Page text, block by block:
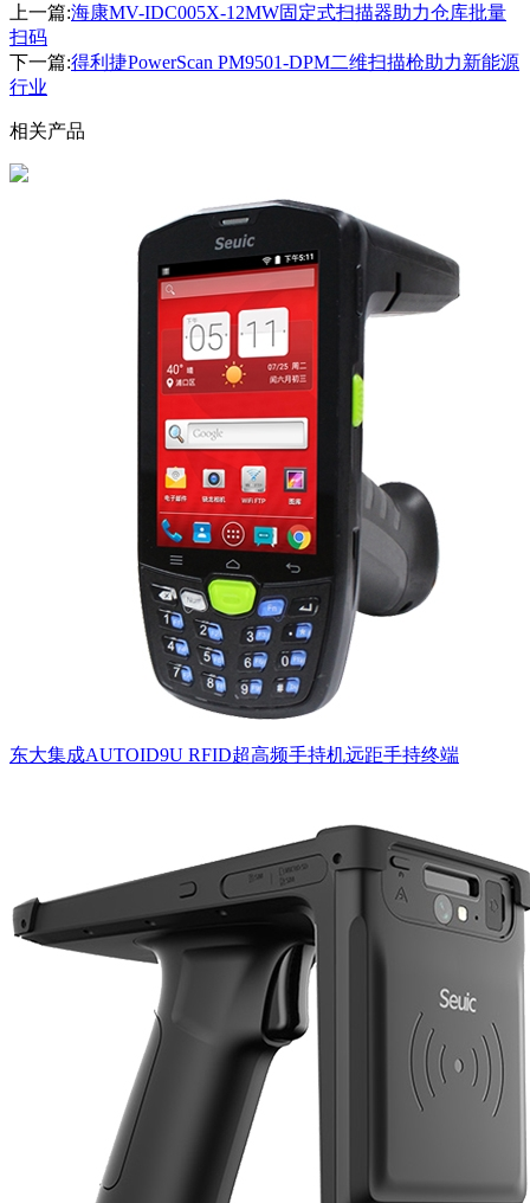
上一篇:海康MV-IDC005X-12MW固定式扫描器助力仓库批量
扫码
下一篇:得利捷PowerScan PM9501-DPM二维扫描枪助力新能源
行业
相关产品
东大集成AUTOID9U RFID超高频手持机远距手持终端